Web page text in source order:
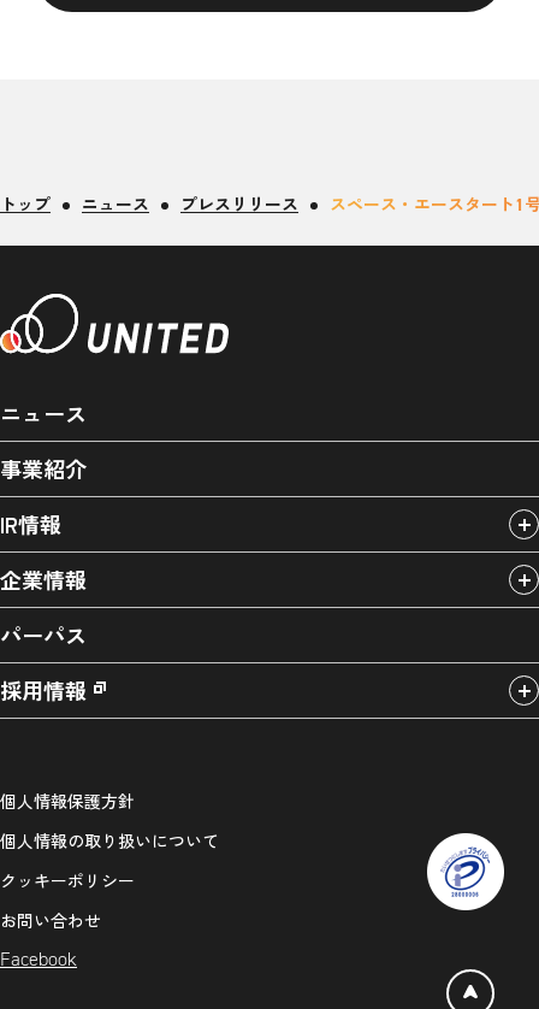
トップ ニュース プレスリリース スペース・エースタート1
ニュース
事業紹介
IR情報
企業情報
パーパス
採用情報
個人情報保護方針
個人情報の取り扱いについて
クッキーポリシー
お問い合わせ
Facebook